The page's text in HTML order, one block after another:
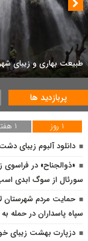
طبیعت بهاری و زیبای
پربازدید ها
۱ روز ۱ هفته
دانلود آلبوم زیبای
«ذوالجناح» در فراسوی
سورئال از سوگ ابدی
حمایت مردم شهرستان
سپاه پاسداران در حمله
دزپارت بهشت زیبای